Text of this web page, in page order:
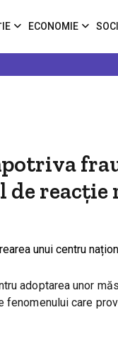
ECONOMIE
reacție
adoptarea unor
care